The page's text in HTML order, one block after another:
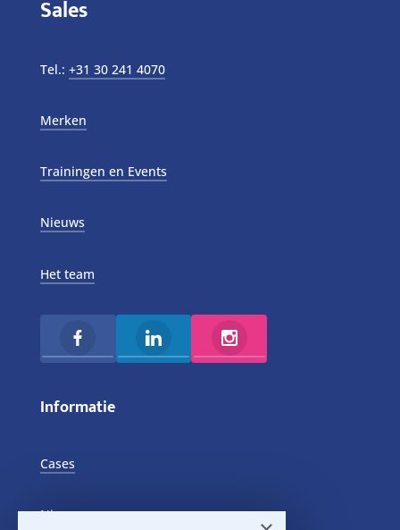
Sales
Tel.: +31 30 241 4070
Merken
Trainingen en Events
Nieuws
Het team
Informatie
Cases
Nieuws